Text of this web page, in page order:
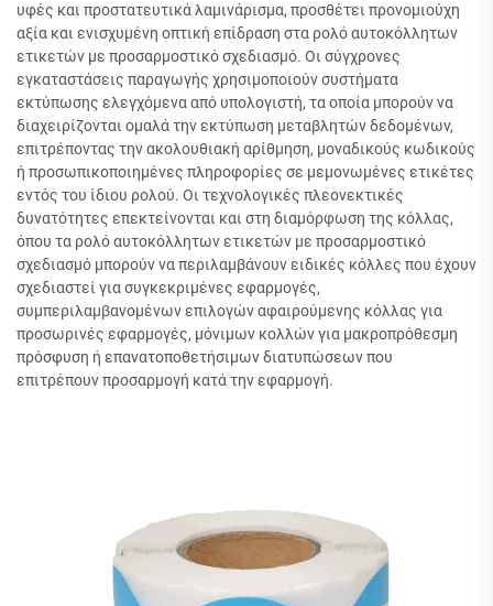
υφές και προστατευτικά λαμινάρισμα, προσθέτει προνομιούχη
αξία και ενισχυμένη οπτική επίδραση στα ρολό αυτοκόλλητων
ετικετών με προσαρμοστικό σχεδιασμό. Οι σύγχρονες
εγκαταστάσεις παραγωγής χρησιμοποιούν συστήματα
εκτύπωσης ελεγχόμενα από υπολογιστή, τα οποία μπορούν να
διαχειρίζονται ομαλά την εκτύπωση μεταβλητών δεδομένων,
επιτρέποντας την ακολουθιακή αρίθμηση, μοναδικούς κωδικούς
ή προσωπικοποιημένες πληροφορίες σε μεμονωμένες ετικέτες
εντός του ίδιου ρολού. Οι τεχνολογικές πλεονεκτικές
δυνατότητες επεκτείνονται και στη διαμόρφωση της κόλλας,
όπου τα ρολό αυτοκόλλητων ετικετών με προσαρμοστικό
σχεδιασμό μπορούν να περιλαμβάνουν ειδικές κόλλες που έχουν
σχεδιαστεί για συγκεκριμένες εφαρμογές,
συμπεριλαμβανομένων επιλογών αφαιρούμενης κόλλας για
προσωρινές εφαρμογές, μόνιμων κολλών για μακροπρόθεσμη
πρόσφυση ή επανατοποθετήσιμων διατυπώσεων που
επιτρέπουν προσαρμογή κατά την εφαρμογή.